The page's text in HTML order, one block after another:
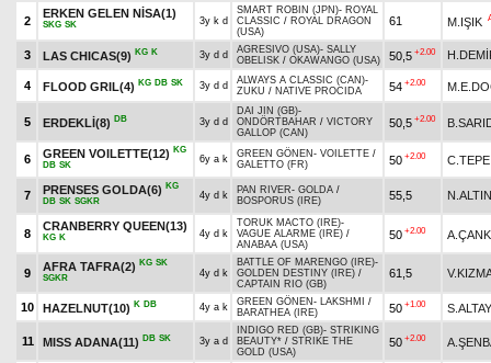
2
ERKEN GELEN NİSA(1)
SKG SK 3y k d
SMART ROBIN (JPN)- ROYAL
CLASSIC / ROYAL DRAGON
(USA)
61 M.IŞIK
3 LAS CHICAS(9) KG K 3y d d AGRESIVO (USA)- SALLY
OBELISK / OKAWANGO (USA) 50,5 +2.00
4 FLOOD GRIL(4) KG DB SK 3y d d ALWAYS A CLASSIC (CAN)-
ZUKU / NATIVE PROCIDA 54 +2.00
5 ERDEKLİ(8) DB 3y d d
DAI JIN (GB)-
ONDÖRTBAHAR / VICTORY
GALLOP (CAN)
50,5 +2.00
6 GREEN VOILETTE(12) KG
DB SK
6y a k GREEN GÖNEN - VOILETTE /
GALETTO (FR)
50 +2.00 C.TEPE
7 PRENSES GOLDA(6) KG
DB SK SGKR
4y d k PAN RIVER- GOLDA /
BOSPORUS (IRE)
55,5 N.ALTIN
8
CRANBERRY QUEEN(13)
KG K 4y d k
TORUK MACTO (IRE)-
VAGUE ALARME (IRE) /
ANABAA (USA)
50 +2.00
9
AFRA TAFRA(2) KG SK
SGKR
4y d k
BATTLE OF MARENGO (IRE)-
GOLDEN DESTINY (IRE) /
CAPTAIN RIO (GB)
61,5
10 HAZELNUT(10) K DB 4y a k GREEN GÖNEN - LAKSHMI
/
BARATHEA (IRE)
50 +1.00 S.ALTAY
11 MISS ADANA(11) DB SK 3y a d
INDIGO RED (GB)- STRIKING
BEAUTY* / STRIKE THE
GOLD (USA)
50 +2.00